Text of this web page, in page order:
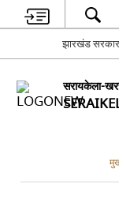
झारखंड सरकार
सरायकेला-